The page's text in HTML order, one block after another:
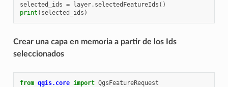
selected_ids = layer. selectedFeatureIds ()
print ( selected_ids )
Crear una capa en memoria a partir de los Ids
seleccionados
from qgis.core import QgsFeatureRequest